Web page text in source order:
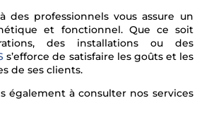
des professionnels vous assure un
et fonctionnel. Que ce soit
des installations ou des
s’efforce de satisfaire les goûts et les
de ses clients.
également à consulter nos services